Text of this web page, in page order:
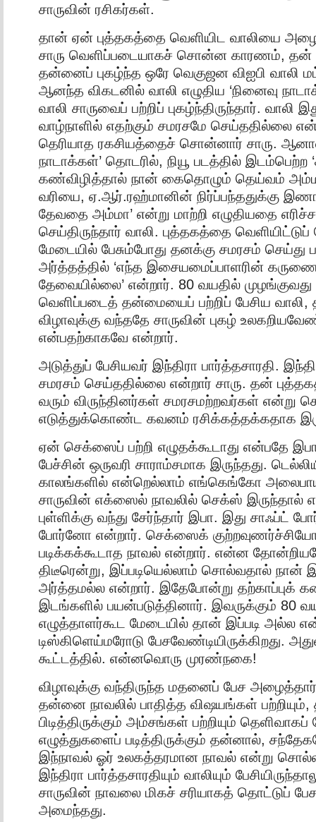
சாருவின் ரசிகர்கள்.
தான் ஏன் புத்தகத்தை வெளியிட வாலியை
சாரு வெளிப்படையாகச் சொன்ன காரணம், தன்
தன்னைப் புகழ்ந்த ஒரே வெகுஜன விஐபி வாலி
ஆனந்த விகடனில் வாலி எழுதிய ‘நினைவு
வாலி சாருவைப் பற்றிப் புகழ்ந்திருந்தார். வாலி
வாழ்நாளில் எதற்கும் சமரசமே செய்ததில்லை
தெரியாத ரகசியத்தைச் சொன்னார் சாரு.
நாடாக்கள்’ தொடரில், நியூ படத்தில் இடம்பெற்ற
கண்விழித்தால் நான் கைதொழும் தெய்வம்
வரியை, ஏ.ஆர்.ரஹ்மானின் நிர்ப்பந்ததுக்கு
தேவதை அம்மா’ என்று மாற்றி எழுதியதை
செய்திருந்தார் வாலி. புத்தகத்தை வெளியிட்டுப்
மேடையில் பேசும்போது தனக்கு சமரசம்
அர்த்தத்தில் ‘எந்த இசையமைப்பாளரின்
தேவையில்லை’ என்றார். 80 வயதில் முழங்குவது
வெளிப்படைத் தன்மையைப் பற்றிப் பேசிய
விழாவுக்கு வந்ததே சாருவின் புகழ்
என்பதற்காகவே என்றார்.
அடுத்துப் பேசியவர் இந்திரா பார்த்தசாரதி.
சமரசம் செய்ததில்லை என்றார் சாரு. தன்
வரும் விருந்தினர்கள் சமரசமற்றவர்கள் என்று
எடுத்துக்கொண்ட கவனம் ரசிக்கத்தக்கதாக
ஏன் செக்ஸைப் பற்றி எழுதக்கூடாது என்பதே
பேச்சின் ஒருவரி சாராம்சமாக இருந்தது.
காலங்களில் என்றெல்லாம் எங்கெங்கோ
சாருவின் எக்ஸைல் நாவலில் செக்ஸ் இருந்தால்
புள்ளிக்கு வந்து சேர்ந்தார் இபா. இது
போர்னோ என்றார். செக்ஸைக்
படிக்கக்கூடாத நாவல் என்றார். என்ன
திடீரென்று, இப்படியெல்லாம் சொல்வதால் நான்
அர்த்தமல்ல என்றார். இதேபோன்று தற்காப்புக்
இடங்களில் பயன்படுத்தினார். இவருக்கும் 80
எழுத்தாளர்கூட மேடையில் தான் இப்படி அல்ல
டிஸ்கிளெய்மரோடு பேசவேண்டியிருக்கிறது.
கூட்டத்தில். என்னவொரு முரண்நகை!
விழாவுக்கு வந்திருந்த மதனைப் பேச
தன்னை நாவலில் பாதித்த விஷயங்கள் பற்றியும்,
பிடித்திருக்கும் அம்சங்கள் பற்றியும் தெளிவாகப்
எழுத்துகளைப் படித்திருக்கும் தன்னால்,
இந்நாவல் ஓர் உலகத்தரமான நாவல் என்று
இந்திரா பார்த்தசாரதியும் வாலியும்
சாருவின் நாவலை மிகச் சரியாகத் தொட்டுப்
அமைந்தது.